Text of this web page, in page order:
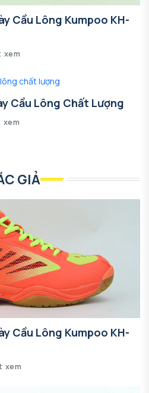
Cầu Lông Kumpoo KH-
xem
Cầu Lông Chất Lượng
xem
GIẢ
Cầu Lông Kumpoo KH-
xem